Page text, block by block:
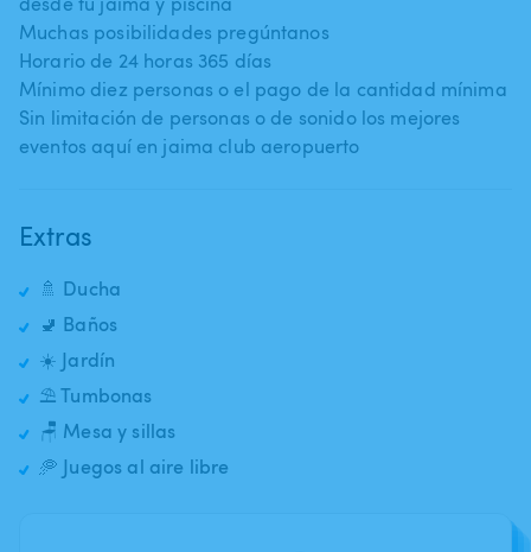
Muchas posibilidades pregúntanos
Horario de 24 horas 365 días
Mínimo diez personas o el pago de la cantidad mínima
Sin limitación de personas o de sonido los mejores
eventos aquí en jaima club aeropuerto
Extras
🚿 Ducha
🚽 Baños
☀️ Jardín
⛱️ Tumbonas
🪑 Mesa y sillas
🥏 Juegos al aire libre